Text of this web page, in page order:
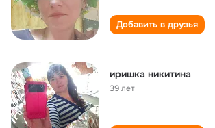
Добавить в друзья
иришка никитина
39 лет